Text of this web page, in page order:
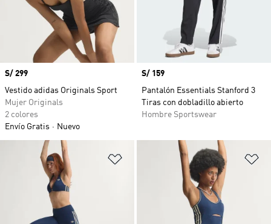
Precio
S/ 299
Vestido adidas Originals Sport
Mujer Originals
2 colores
Envío Gratis
Nuevo
Precio
S/ 159
Pantalón Essentials Stanford 3
Tiras con dobladillo abierto
Hombre Sportswear
Añadir a la lista de deseos